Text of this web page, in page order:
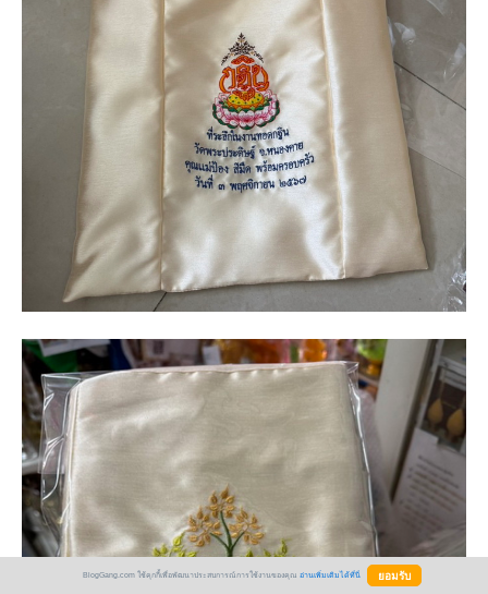
BlogGang.com ใช้คุกกี้เพื่อพัฒนาประสบการณ์การใช้งานของคุณ อ่านเพิ่มเติมได้ที่นี่